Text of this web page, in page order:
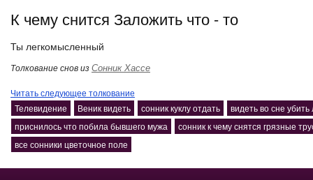
К чему снится Заложить что - то
Ты легкомысленный
Толкование снов изСонник Хассе
Читать следующее толкование
Телевидение
Веник видеть сонник куклу отдать
видеть во сне
приснилось что побила бывшего мужа
сонник к чему снятся грязные
все сонники цветочное поле